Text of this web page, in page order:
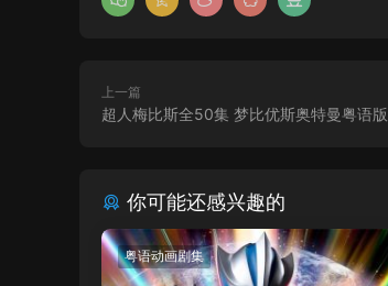
上一篇
超人梅比斯全50集 梦比优斯奥特曼粤语版
你可能还感兴趣的
粤语动画剧集